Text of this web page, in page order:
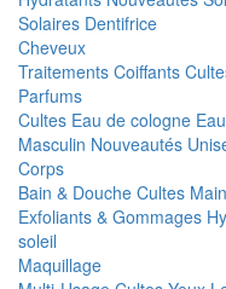
Solaires Dentifrice
Cheveux
Traitements Coiffants
Parfums
Cultes Eau de cologne
Masculin Nouveautés
Corps
Bain & Douche Cultes
Exfoliants & Gommages
soleil
Maquillage